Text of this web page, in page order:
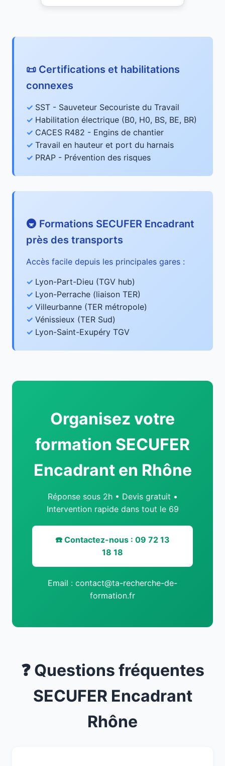
📜 Certifications et habilitations
connexes
SST - Sauveteur Secouriste du Travail
Habilitation électrique (B0, H0, BS, BE, BR)
CACES R482 - Engins de chantier
Travail en hauteur et port du harnais
PRAP - Prévention des risques
🚇 Formations SECUFER Encadrant
près des transports
Accès facile depuis les principales gares :
Lyon-Part-Dieu (TGV hub)
Lyon-Perrache (liaison TER)
Villeurbanne (TER métropole)
Vénissieux (TER Sud)
Lyon-Saint-Exupéry TGV
Organisez votre
formation SECUFER
Encadrant en Rhône
Réponse sous 2h • Devis gratuit •
Intervention rapide dans tout le 69
☎️ Contactez-nous : 09 72 13
18 18
Email : contact@ta-recherche-de-
formation.fr
❓ Questions fréquentes
SECUFER Encadrant
Rhône